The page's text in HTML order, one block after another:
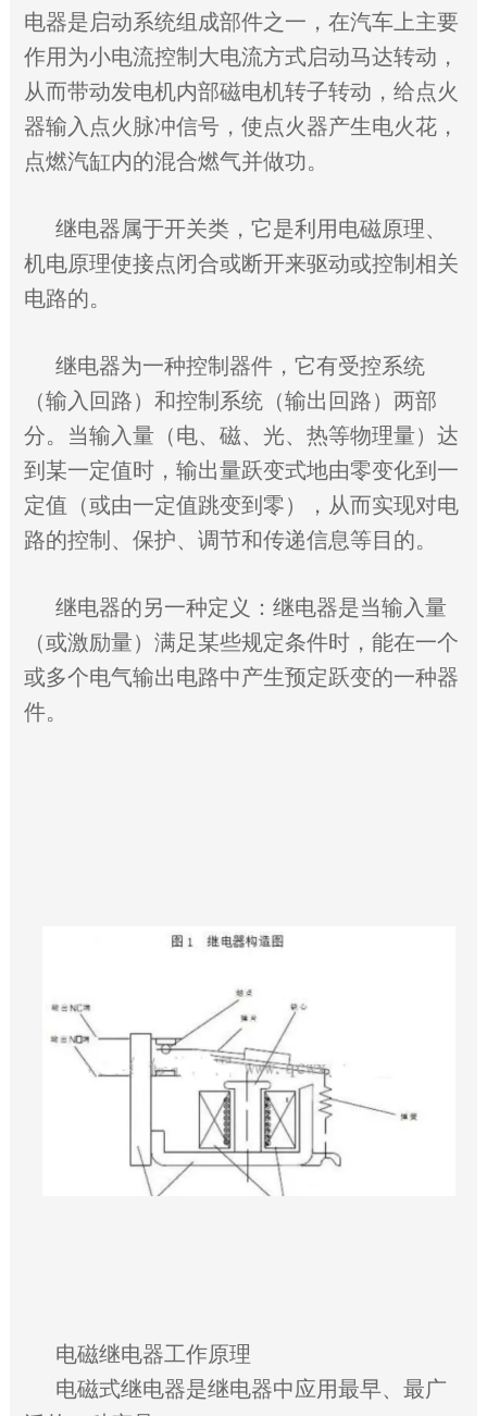
电器是启动系统组成部件之一，在汽车上主要
作用为小电流控制大电流方式启动马达转动，
从而带动发电机内部磁电机转子转动，给点火
器输入点火脉冲信号，使点火器产生电火花，
点燃汽缸内的混合燃气并做功。
继电器属于开关类，它是利用电磁原理、
机电原理使接点闭合或断开来驱动或控制相关
电路的。
继电器为一种控制器件，它有受控系统
（输入回路）和控制系统（输出回路）两部
分。当输入量（电、磁、光、热等物理量）达
到某一定值时，输出量跃变式地由零变化到一
定值（或由一定值跳变到零），从而实现对电
路的控制、保护、调节和传递信息等目的。
继电器的另一种定义：继电器是当输入量
（或激励量）满足某些规定条件时，能在一个
或多个电气输出电路中产生预定跃变的一种器
件。
电磁继电器工作原理
电磁式继电器是继电器中应用最早、最广